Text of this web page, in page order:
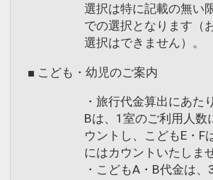
選択は特に記載の無い
での選択となります（
選択はできません）。
■ こども・幼児のご案内
・旅行代金算出にあた
Bは、1室のご利用人数
ウントし、こどもE・F
にはカウントいたしま
・こどもA・B代金は